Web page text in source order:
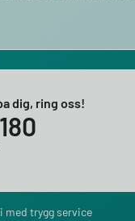
dig, ring oss!
med trygg service